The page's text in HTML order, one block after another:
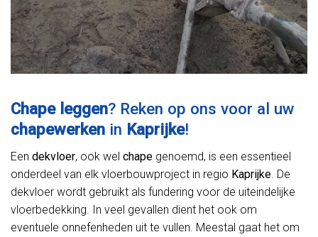
Chape leggen? Reken op ons voor al uw
chapewerken in Kaprijke!
Een dekvloer, ook wel chape genoemd, is een essentieel
onderdeel van elk vloerbouwproject in regio Kaprijke. De
dekvloer wordt gebruikt als fundering voor de uiteindelijke
vloerbedekking. In veel gevallen dient het ook om
eventuele onnefenheden uit te vullen. Meestal gaat het om